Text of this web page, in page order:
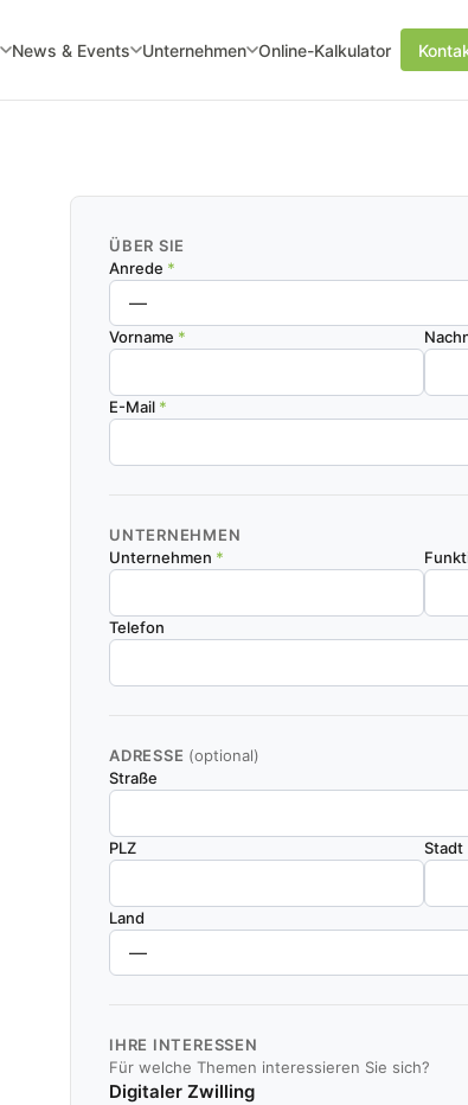
News & Events Unternehmen Online-Kalkulator
ÜBER SIE
Anrede *
Vorname *
E-Mail *
UNTERNEHMEN
Unternehmen *
Telefon
ADRESSE (optional)
Straße
PLZ Stadt
Land
IHRE INTERESSEN
Für welche Themen interessieren Sie sich?
Digitaler Zwilling